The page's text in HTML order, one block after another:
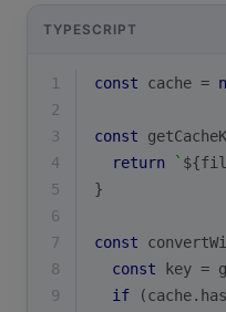
TYPESCRIPT
1 const cache =
2
3
const
4
return `
5
}
6
7
const
8
const key =
9
if